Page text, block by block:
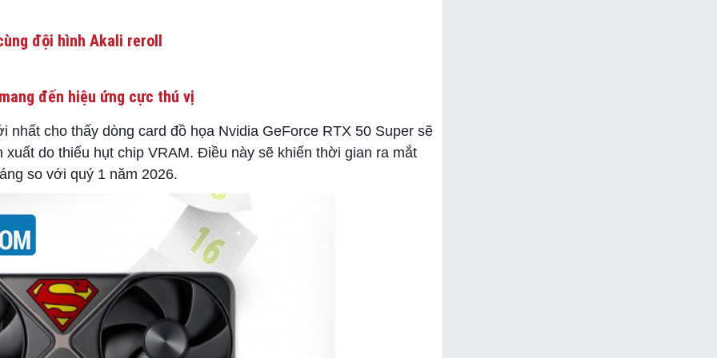
đội hình Akali reroll
đến hiệu ứng cực thú vị
cho thấy dòng card đồ họa Nvidia GeForce RTX 50 Super sẽ
do thiếu hụt chip VRAM. Điều này sẽ khiến thời gian ra mắt
so với quý 1 năm 2026.